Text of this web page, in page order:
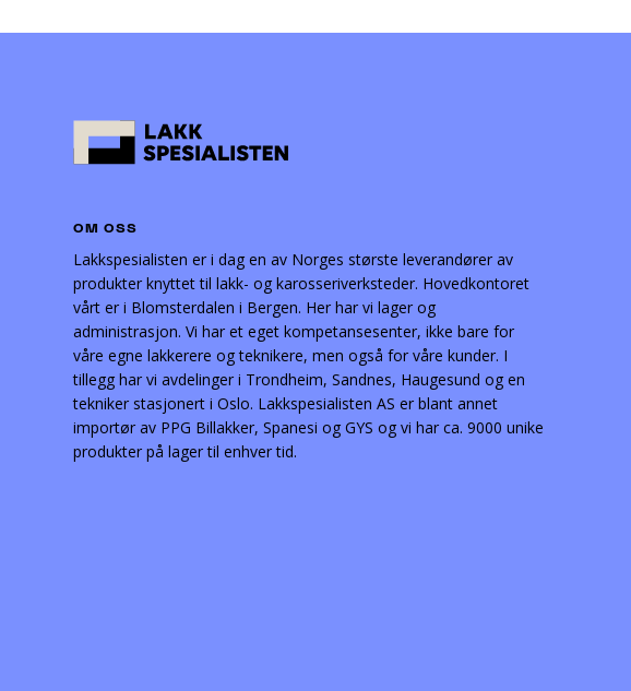
OM OSS
Lakkspesialisten er i dag en av Norges største leverandører av
produkter knyttet til lakk- og karosseriverksteder. Hovedkontoret
vårt er i Blomsterdalen i Bergen. Her har vi lager og
administrasjon. Vi har et eget kompetansesenter, ikke bare for
våre egne lakkerere og teknikere, men også for våre kunder. I
tillegg har vi avdelinger i Trondheim, Sandnes, Haugesund og en
tekniker stasjonert i Oslo. Lakkspesialisten AS er blant annet
importør av PPG Billakker, Spanesi og GYS og vi har ca. 9000 unike
produkter på lager til enhver tid.